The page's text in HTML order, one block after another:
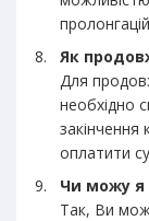
Як
Для
необхідно
оплатити
Чи можу я
Так, Ви